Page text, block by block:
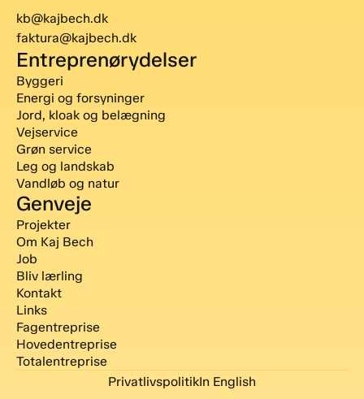
kb@kajbech.dk
faktura@kajbech.dk
Entreprenørydelser
Byggeri
Energi og forsyninger
Jord, kloak og belægning
Vejservice
Grøn service
Leg og landskab
Vandløb og natur
Genveje
Projekter
Om Kaj Bech
Job
Bliv lærling
Kontakt
Links
Fagentreprise
Hovedentreprise
Totalentreprise
PrivatlivspolitikIn English